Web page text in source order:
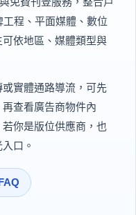
程、平面媒體、數位
依地區、媒體類型與
實體通路導流，可先
查看廣告商物件內
你是版位供應商，也
口。